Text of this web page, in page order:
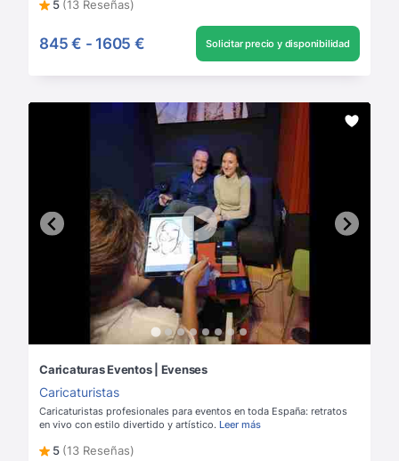
5 (13 Reseñas)
845 € - 1605 € Solicitar precio y disponibilidad
Caricaturas Eventos | Evenses
Caricaturistas
Caricaturistas profesionales para eventos en toda España: retratos
en vivo con estilo divertido y artístico. Leer más
5 (13 Reseñas)